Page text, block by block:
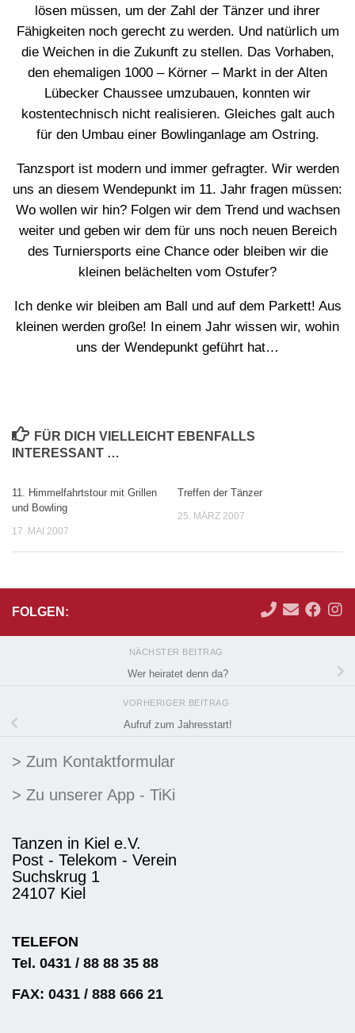
lösen müssen, um der Zahl der Tänzer und ihrer
Fähigkeiten noch gerecht zu werden. Und natürlich um
die Weichen in die Zukunft zu stellen. Das Vorhaben,
den ehemaligen 1000 – Körner – Markt in der Alten
Lübecker Chaussee umzubauen, konnten wir
kostentechnisch nicht realisieren. Gleiches galt auch
für den Umbau einer Bowlinganlage am Ostring.
Tanzsport ist modern und immer gefragter. Wir werden
uns an diesem Wendepunkt im 11. Jahr fragen müssen:
Wo wollen wir hin? Folgen wir dem Trend und wachsen
weiter und geben wir dem für uns noch neuen Bereich
des Turniersports eine Chance oder bleiben wir die
kleinen belächelten vom Ostufer?
Ich denke wir bleiben am Ball und auf dem Parkett! Aus
kleinen werden große! In einem Jahr wissen wir, wohin
uns der Wendepunkt geführt hat…
FÜR DICH VIELLEICHT EBENFALLS
INTERESSANT …
11. Himmelfahrtstour mit Grillen
und Bowling
17. MAI 2007
Treffen der Tänzer
25. MÄRZ 2007
FOLGEN:
NÄCHSTER BEITRAG
Wer heiratet denn da?
VORHERIGER BEITRAG
Aufruf zum Jahresstart!
> Zum Kontaktformular
> Zu unserer App - TiKi
Tanzen in Kiel e.V.
Post - Telekom - Verein
Suchskrug 1
24107 Kiel
TELEFON
Tel. 0431 / 88 88 35 88
FAX: 0431 / 888 666 21